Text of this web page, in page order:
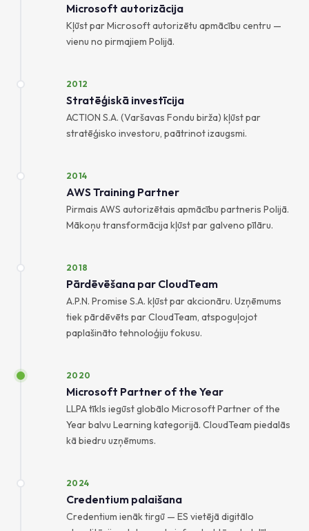
Microsoft autorizācija
Kļūst par Microsoft autorizētu apmācību centru —
vienu no pirmajiem Polijā.
2012
Stratēģiskā investīcija
ACTION S.A. (Varšavas Fondu birža) kļūst par
stratēģisko investoru, paātrinot izaugsmi.
2014
AWS Training Partner
Pirmais AWS autorizētais apmācību partneris Polijā.
Mākoņu transformācija kļūst par galveno pīlāru.
2018
Pārdēvēšana par CloudTeam
A.P.N. Promise S.A. kļūst par akcionāru. Uzņēmums
tiek pārdēvēts par CloudTeam, atspoguļojot
paplašināto tehnoloģiju fokusu.
2020
Microsoft Partner of the Year
LLPA tīkls iegūst globālo Microsoft Partner of the
Year balvu Learning kategorijā. CloudTeam piedalās
kā biedru uzņēmums.
2024
Credentium palaišana
Credentium ienāk tirgū — ES vietējā digitālo